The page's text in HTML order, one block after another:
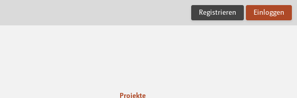
Registrieren Einloggen
Projekte